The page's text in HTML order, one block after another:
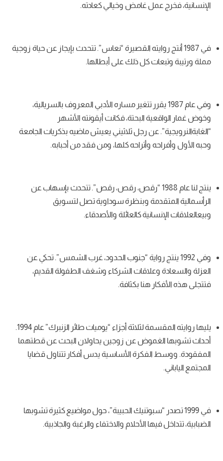
عمل غامض وخيالي كعادته.
روايته القصيرة “نعاس”. تتحدث بإيجاز عن حياة زوجية
كل ذلك على أبطالها.
عام 1987 يقرر تتغير مساره الأدبي المعروف بالسريالية،
البحتة، فكانت أيقونته الأشهر
عن رجل ثلاثيني يعيش ماضيه بذكريات الجامعة
وأتراحه كلها، ومن فقد من أحبابه.
ينتج لنا عام 1988 “رقص، رقص، رقص”. تتحدث بإسهاب عن
وبنظرة سوداوية تصل لتسويق
كالعائلة والأصدقاء.
ينتج رواية “جنوب الحدود، غرب الشمس”. تحكي عن
وعلاقات الشركاء وشغف الطفولة القديم،
هنا بكثافة.
يليها روايته المقسمة لثلاثة أجزاء “يوميات طائر الزنبرك” عام 1994.
عن زوجين يحاولان البحث عن قطتهما
الأساسية يدس أفكار تتناول قضايا
“سبوتنيك الحبيبة”، حول مواضيع كثيرة تشوبها
الأحلام والاختفاء والرغبة والجاذبية.